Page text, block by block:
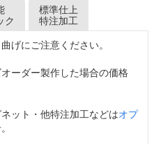
ク
標準仕上
特注加工
げにご注意ください。
ーダー製作した場合の価格
ット・他特注加工などはオプ